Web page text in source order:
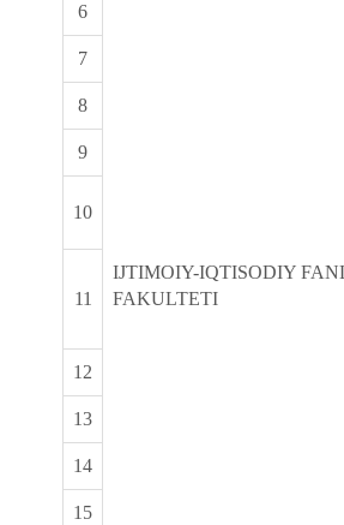
6
IJTIMOIY-IQTISODIY
FAKULTETI
7
8
9
10
11
12
13
14
15